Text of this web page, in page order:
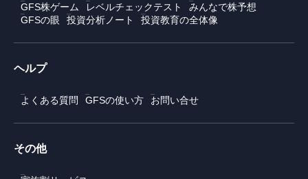
GFS株ゲーム レベルチェックテスト
みんなで株予想
GFSの眼
投資分析ノート 投資教育の全体像
ヘルプ
よくある質問 GFSの使い方 お問い合せ
その他